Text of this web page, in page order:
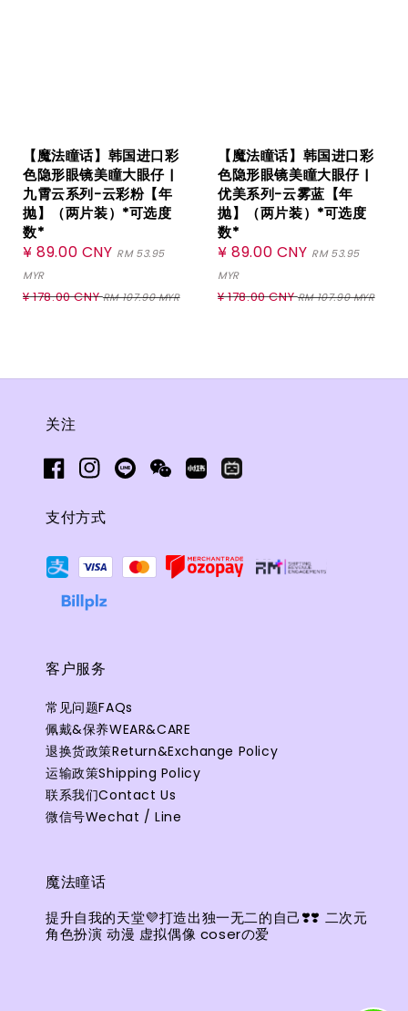
【魔法瞳话】韩国进口彩
色隐形眼镜美瞳大眼仔 |
九霄云系列-云彩粉【年
抛】（两片装）*可选度
数*
Sale
price
¥ 89.00 CNY RM 53.95
MYR
Regular
¥ 178.00 CNYRM 107.90 MYR
【魔法瞳话】韩国进口彩
色隐形眼镜美瞳大眼仔 |
优美系列-云雾蓝【年
抛】（两片装）*可选度
数*
Sale
price
¥ 89.00 CNY RM 53.95
MYR
Regular
¥ 178.00 CNYRM 107.90 MYR
关注
支付方式
客户服务
常见问题FAQs
佩戴&保养WEAR&CARE
退换货政策Return&Exchange Policy
运输政策Shipping Policy
联系我们Contact Us
微信号Wechat / Line
魔法瞳话
提升自我的天堂💜打造出独一无二的自己❣️❣️ 二次元
角色扮演 动漫 虚拟偶像 coserの爱